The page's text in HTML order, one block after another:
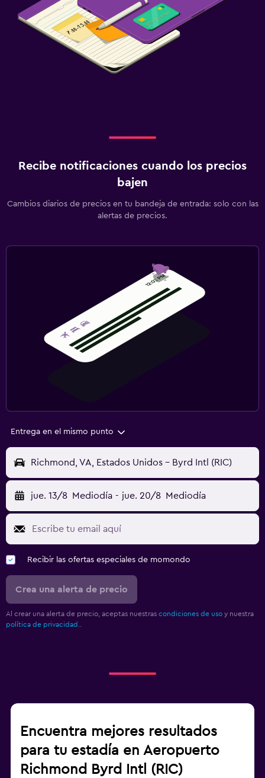
Recibe notificaciones cuando los precios
bajen
Cambios diarios de precios en tu bandeja de entrada: solo con las
alertas de precios.
Entrega en el mismo punto
Richmond, VA, Estados Unidos - Byrd Intl (RIC)
jue. 13/8 Mediodía - jue. 20/8 Mediodía
Recibir las ofertas especiales de momondo
Crea una alerta de precio
Al crear una alerta de precio, aceptas nuestras condiciones de uso y nuestra
política de privacidad..
Encuentra mejores resultados
para tu estadía en Aeropuerto
Richmond Byrd Intl (RIC)